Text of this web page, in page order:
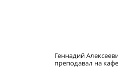
Геннадий
преподавал на